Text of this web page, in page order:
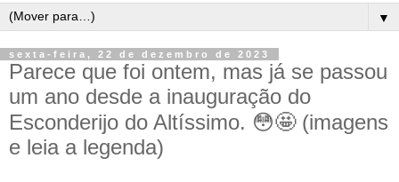
▼
sexta-feira, 22 de dezembro de 2023
Parece que foi ontem, mas já se passou
um ano desde a inauguração do
Esconderijo do Altíssimo. 😳🤩 (imagens
e leia a legenda)